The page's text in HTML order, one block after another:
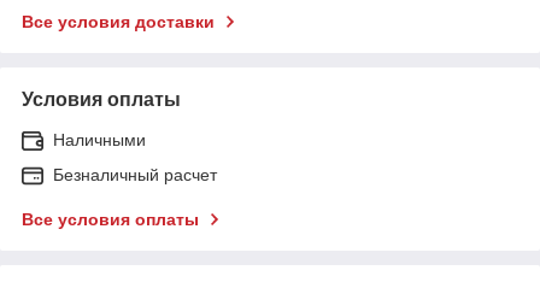
Все условия доставки
Условия оплаты
Наличными
Безналичный расчет
Все условия оплаты